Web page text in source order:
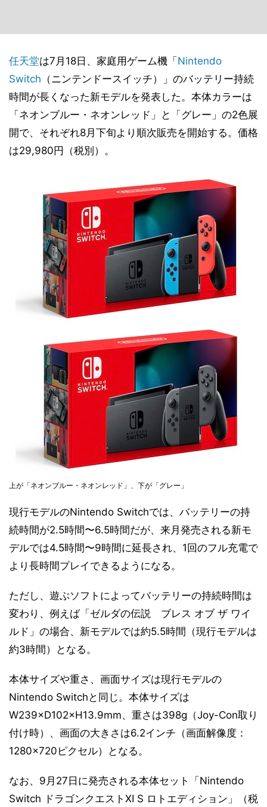
任天堂は7月18日、家庭用ゲーム機「 Nintendo
Switch （ニンテンドースイッチ）」のバッテリー持続
時間が長くなった新モデルを発表した。本体カラーは
「ネオンブルー・ネオンレッド」と「グレー」の2色展
開で、それぞれ8月下旬より順次販売を開始する。価格
は29,980円（税別）。
上が「ネオンブルー・ネオンレッド」、下が「グレー」
現行モデルのNintendo Switchでは、バッテリーの持
続時間が2.5時間〜6.5時間だが、来月発売される新モ
デルでは4.5時間〜9時間に延長され、1回のフル充電で
より長時間プレイできるようになる。
ただし、遊ぶソフトによってバッテリーの持続時間は
変わり、例えば「ゼルダの伝説 ブレス オブ ザ ワイ
ルド」の場合、新モデルでは約5.5時間（現行モデルは
約3時間）となる。
本体サイズや重さ、画面サイズは現行モデルの
Nintendo Switchと同じ。本体サイズは
W239×D102×H13.9mm、重さは398g（Joy-Con取り
付け時）、画面の大きさは6.2インチ（画面解像度：
1280×720ピクセル）となる。
なお、9月27日に発売される本体セット「Nintendo
Switch ドラゴンクエストXI S ロトエディション」（税